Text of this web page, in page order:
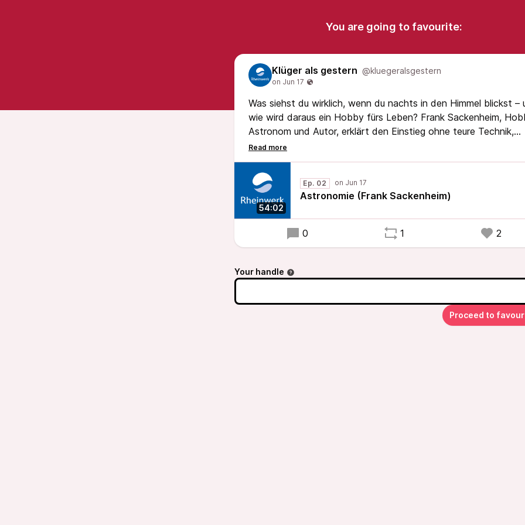
You are going to favourite:
Klüger als gestern @kluegeralsgestern
Was siehst du wirklich, wenn du nachts in den Himmel blickst –
wie wird daraus ein Hobby fürs Leben? Frank Sackenheim,
Astronom und Autor, erklärt den Einstieg ohne teure Technik,
warum Lichtverschmutzung uns alle angeht und was den Reiz
eines selbst aufgenommenen Sternenfotos ausmacht.
54:02
Ep. 02
Astronomie (Frank Sackenheim)
0 1 2
Your handle
Proceed to